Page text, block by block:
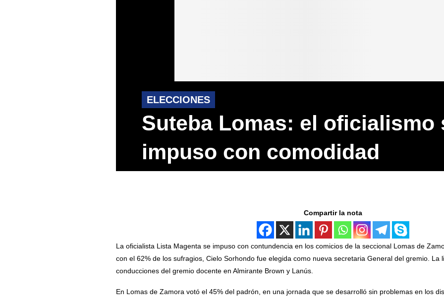
ELECCIONES
Suteba Lomas: el oficialismo
impuso con comodidad
Compartir la nota
La oficialista Lista Magenta se impuso con contundencia en los comicios de la seccional Lomas de
con el 62% de los sufragios, Cielo Sorhondo fue elegida como nueva secretaria General del gremio. La
conducciones del gremio docente en Almirante Brown y Lanús.
En Lomas de Zamora votó el 45% del padrón, en una jornada que se desarrolló sin problemas en los